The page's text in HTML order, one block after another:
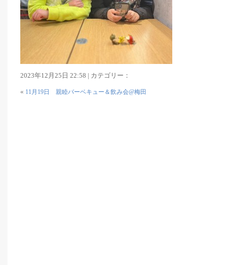
2023年12月25日 22:58 | カテゴリー：
« 11月19日 親睦バーベキュー＆飲み会@梅田